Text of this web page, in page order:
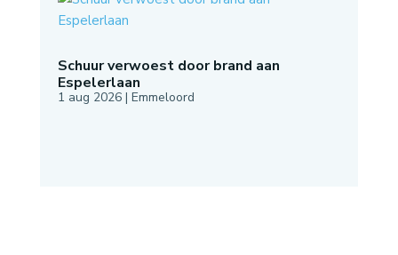
Schuur verwoest door brand aan
Espelerlaan
1 aug 2026| Emmeloord